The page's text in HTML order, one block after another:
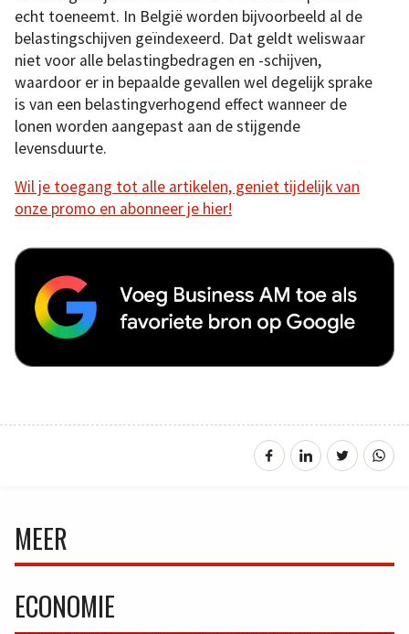
echt toeneemt. In België worden bijvoorbeeld al de
belastingschijven geïndexeerd. Dat geldt weliswaar
niet voor alle belastingbedragen en -schijven,
waardoor er in bepaalde gevallen wel degelijk sprake
is van een belastingverhogend effect wanneer de
lonen worden aangepast aan de stijgende
levensduurte.
Wil je toegang tot alle artikelen, geniet tijdelijk van
onze promo en abonneer je hier!
MEER
ECONOMIE